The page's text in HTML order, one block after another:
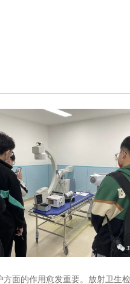
面的作用愈发重要。放射卫